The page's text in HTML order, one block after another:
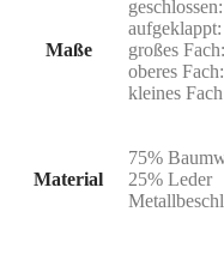
Maße
großes
oberes
kleines
Material
75%
25% Leder